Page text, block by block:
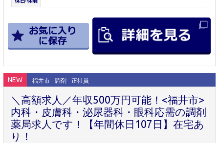
NEW 福井市 調剤 正社員
＼高額求人／年収500万円可能！<福井市>
内科・皮膚科・泌尿器科・眼科応需の調剤
薬局求人です！【年間休日107日】在宅あ
り！